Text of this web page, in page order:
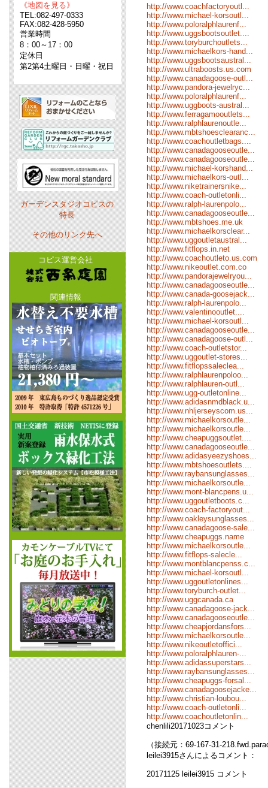
http://www.coachfactoryoutl...
http://www.michael-korsoutl...
http://www.poloralphlaurenf...
http://www.uggsbootsoutlet....
http://www.toryburchoutlets...
http://www.michaelkors-hand...
http://www.uggsbootsaustral...
http://www.ultraboosts.us.com
http://www.canadagoose-outl...
http://www.pandora-jewelryc...
http://www.poloralphlaurenf...
http://www.uggboots-austral...
http://www.ferragamooutlets...
http://www.ralphlaurenoutle...
http://www.mbtshoesclearanc...
http://www.coachoutletbags....
http://www.canadagooseoutle...
http://www.canadagooseoutle...
http://www.michael-korshand...
http://www.michaelkors-outl...
http://www.niketrainersnike...
http://www.coach-outletonli...
http://www.ralph-laurenpolo...
http://www.canadagooseoutle...
http://www.mbtshoes.me.uk
http://www.michaelkorsclear...
http://www.uggoutletaustral...
http://www.fitflops.in.net
http://www.coachoutleto.us.com
http://www.nikeoutlet.com.co
http://www.pandorajewelryou...
http://www.canadagooseoutle...
http://www.canada-goosejack...
http://www.ralph-laurenpolo...
http://www.valentinooutlet....
http://www.michael-korsoutl...
http://www.canadagooseoutle...
http://www.canadagoose-outl...
http://www.coach-outletstor...
http://www.uggoutlet-stores...
http://www.fitflopssaleclea...
http://www.ralphlaurenpoloo...
http://www.ralphlauren-outl...
http://www.ugg-outletonline...
http://www.adidasnmdblack.u...
http://www.nhljerseyscom.us...
http://www.michaelkorsoutle...
http://www.michaelkorsoutle...
http://www.cheapuggsoutlet....
http://www.canadagooseoutle...
http://www.adidasyeezyshoes...
http://www.mbtshoesoutlets....
http://www.raybansunglasses...
http://www.michaelkorsoutle...
http://www.mont-blancpens.u...
http://www.uggoutletboots.c...
http://www.coach-factoryout...
http://www.oakleysunglasses...
http://www.canadagoose-sale...
http://www.cheapuggs.name
http://www.michaelkorsoutle...
http://www.fitflops-salecle...
http://www.montblancpenss.c...
http://www.michael-korsoutl...
http://www.uggoutletonlines...
http://www.toryburch-outlet...
http://www.uggcanada.ca
http://www.canadagoose-jack...
http://www.canadagooseoutle...
http://www.cheapjordansfors...
http://www.michaelkorsoutle...
http://www.nikeoutletoffici...
http://www.poloralphlauren-...
http://www.adidassuperstars...
http://www.raybansunglasses...
http://www.cheapuggs-forsal...
http://www.canadagoosejacke...
http://www.christian-loubou...
http://www.coach-outletonli...
http://www.coachoutletonlin...
chenlili20171023コメント
（接続元：69-167-31-
leilei3915さんによるコメント：
20171125 leilei3915 コメント
《地図を見る》
TEL:082-497-0333
FAX:082-428-5950
営業時間
8：00～17：00
定休日
第2第4土曜日・日曜・祝日
ガーデンスタジオコピスの
特長
その他のリンク先へ
コピス運営会社
関連情報